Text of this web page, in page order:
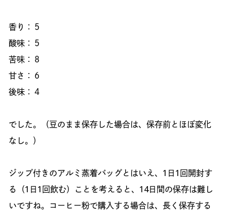
香り：５
酸味：５
苦味：８
甘さ：６
後味：４
でした。（豆のまま保存した場合は、保存前とほぼ変化
なし。）
ジップ付きのアルミ蒸着バッグとはいえ、1日1回開封す
る（1日1回飲む）ことを考えると、14日間の保存は難し
いですね。コーヒー粉で購入する場合は、長く保存する